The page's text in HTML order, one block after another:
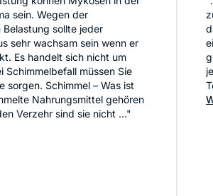
sein. Wegen der
sollte jeder
sehr wachsam sein wenn er
Es handelt sich nicht um
Schimmelbefall müssen Sie
sorgen. Schimmel – Was ist
Nahrungsmittel gehören
Verzehr sind sie nicht ..."
in den eigenen 4 Wänden: Was Sie